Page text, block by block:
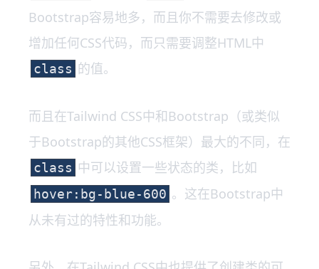
Bootstrap容易地多，而且你不需要去修改或
增加任何CSS代码，而只需要调整HTML中
class 的值。
而且在Tailwind CSS中和Bootstrap（或类似
于Bootstrap的其他CSS框架）最大的不同，在
class 中可以设置一些状态的类，比如
hover:bg-blue-600 。这在Bootstrap中
从未有过的特性和功能。